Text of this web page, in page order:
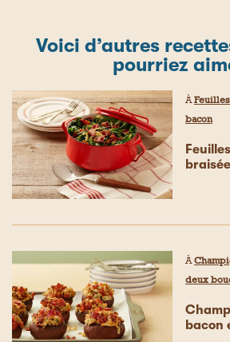
Voici d’autres
pourriez
À
bacon
À
deux
bacon